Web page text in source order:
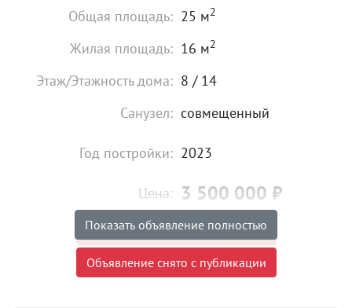
Общая площадь: 25 м2
Жилая площадь: 16 м2
Этаж/Этажность дома: 8 / 14
Санузел: совмещенный
Год постройки: 2023
Цена: 3 500 000 ₽
Объявление снято с публикации
Тип сделки: «чистая» продажа
Показать объявление полностью
Объявление снято с публикации